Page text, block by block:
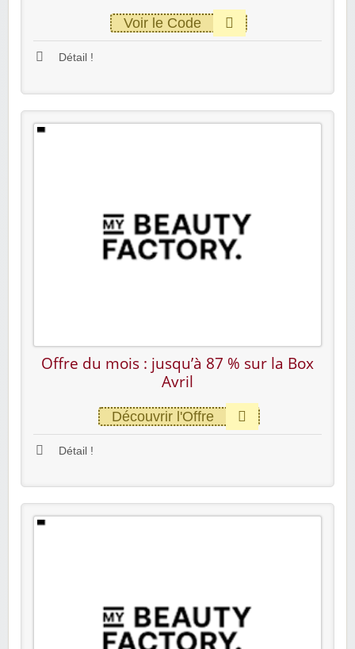
Voir le Code
Détail !
Offre du mois : jusqu’à 87 % sur la Box
Avril
Découvrir l'Offre
Détail !